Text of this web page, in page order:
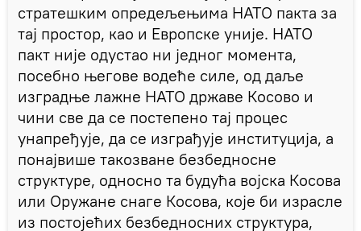
стратешким опредељењима НАТО пакта за
тај простор, као и Европске уније. НАТО
пакт није одустао ни једног момента,
посебно његове водеће силе, од даље
изградње лажне НАТО државе Косово и
чини све да се постепено тај процес
унапређује, да се изграђује институција, а
понајвише такозване безбедносне
структуре, односно та будућа војска Косова
или Оружане снаге Косова, које би израсле
из постојећих безбедносних структура,